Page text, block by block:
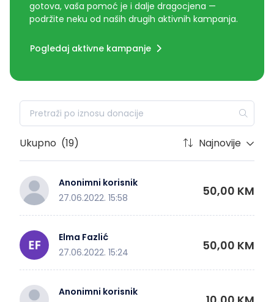
gotova, vaša pomoć je i dalje dragocjena —
podržite neku od naših drugih aktivnih kampanja.
Pogledaj aktivne kampanje
Ukupno (19) Najnovije
Anonimni korisnik
27.06.2022. 15:58
50,00 KM
Elma Fazlić
27.06.2022. 15:24
50,00 KM
Anonimni korisnik